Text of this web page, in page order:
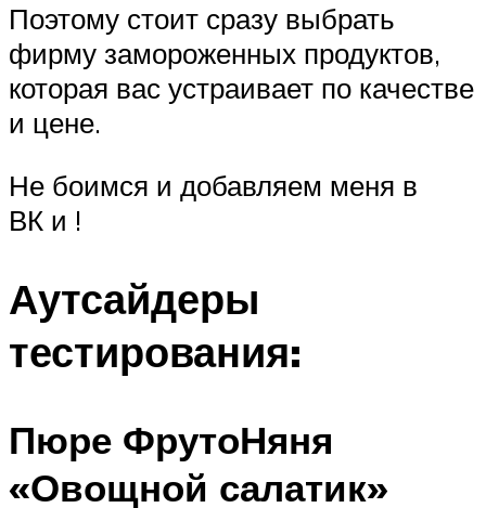
Поэтому стоит сразу выбрать
фирму замороженных продуктов,
которая вас устраивает по качестве
и цене.
Не боимся и добавляем меня в
ВК и !
Аутсайдеры
тестирования:
Пюре ФрутоНяня
«Овощной салатик»